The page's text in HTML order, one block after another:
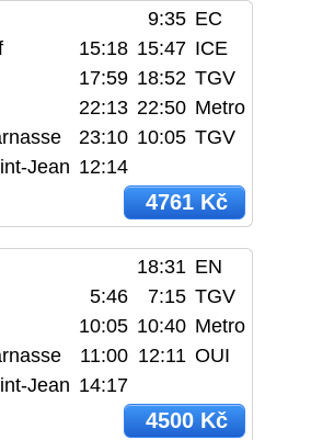
9:35 EC
15:18 15:47 ICE
17:59 18:52 TGV
22:13 22:50 Metro
23:10 10:05 TGV
Jean 12:14
4761 Kč
18:31 EN
5:46 7:15 TGV
10:05 10:40 Metro
11:00 12:11 OUI
Jean 14:17
4500 Kč